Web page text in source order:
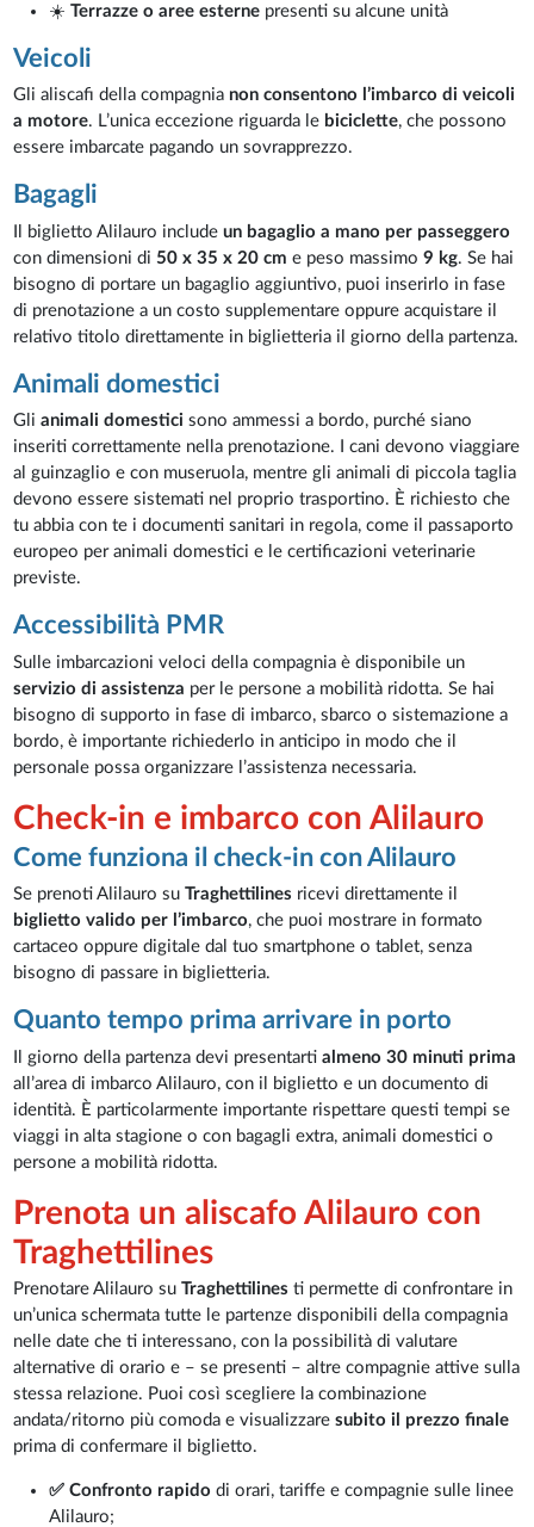
☀️Terrazze o aree esterne presenti su alcune unità
Veicoli
Gli aliscafi della compagnia non consentono l’imbarco di veicoli
a motore. L’unica eccezione riguarda le biciclette, che possono
essere imbarcate pagando un sovrapprezzo.
Bagagli
Il biglietto Alilauro includeun bagaglio a mano per passeggero
con dimensioni di50 x 35 x 20 cm e peso massimo9 kg. Se hai
bisogno di portare un bagaglio aggiuntivo, puoi inserirlo in fase
di prenotazione a un costo supplementare oppure acquistare il
relativo titolo direttamente in biglietteria il giorno della partenza.
Animali domestici
Glianimali domestici sono ammessi a bordo, purché siano
inseriti correttamente nella prenotazione. I cani devono viaggiare
al guinzaglio e con museruola, mentre gli animali di piccola taglia
devono essere sistemati nel proprio trasportino. È richiesto che
tu abbia con te i documenti sanitari in regola, come il passaporto
europeo per animali domestici e le certificazioni veterinarie
previste.
Accessibilità PMR
Sulle imbarcazioni veloci della compagnia è disponibile un
servizio di assistenza per le persone a mobilità ridotta. Se hai
bisogno di supporto in fase di imbarco, sbarco o sistemazione a
bordo, è importante richiederlo in anticipo in modo che il
personale possa organizzare l’assistenza necessaria.
Check-in e imbarco con Alilauro
Come funziona il check-in con Alilauro
Se prenoti Alilauro suTraghettilines ricevi direttamente il
biglietto valido per l’imbarco, che puoi mostrare in formato
cartaceo oppure digitale dal tuo smartphone o tablet, senza
bisogno di passare in biglietteria.
Quanto tempo prima arrivare in porto
Il giorno della partenza devi presentartialmeno 30 minuti prima
all’area di imbarco Alilauro, con il biglietto e un documento di
identità. È particolarmente importante rispettare questi tempi se
viaggi in alta stagione o con bagagli extra, animali domestici o
persone a mobilità ridotta.
Prenota un aliscafo Alilauro con
Traghettilines
Prenotare Alilauro suTraghettilines ti permette di confrontare in
un’unica schermata tutte le partenze disponibili della compagnia
nelle date che ti interessano, con la possibilità di valutare
alternative di orario e – se presenti – altre compagnie attive sulla
stessa relazione. Puoi così scegliere la combinazione
andata/ritorno più comoda e visualizzaresubito il prezzo finale
prima di confermare il biglietto.
✅ Confronto rapido di orari, tariffe e compagnie sulle linee
Alilauro;